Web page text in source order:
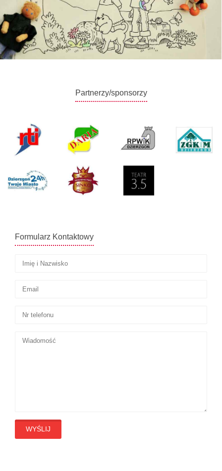
Partnerzy/sponsorzy
Formularz Kontaktowy
WYŚLIJ